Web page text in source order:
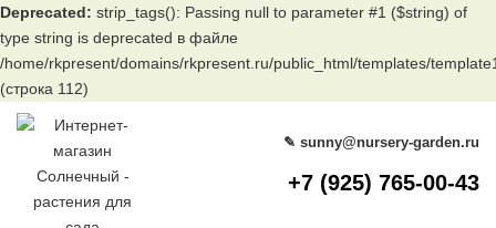
Deprecated: strip_tags(): Passing null to parameter #1 ($string) of
type string is deprecated в файле
/home/rkpresent/domains/rkpresent.ru/public_html/templates/
(строка 112)
✎ sunny@nursery-garden.ru
+7 (925) 765-00-43